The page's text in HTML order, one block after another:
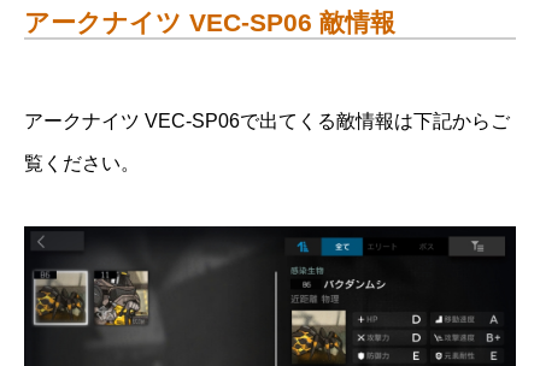
アークナイツ VEC-SP06 敵情報
アークナイツ VEC-SP06で出てくる敵情報は下記からご
覧ください。